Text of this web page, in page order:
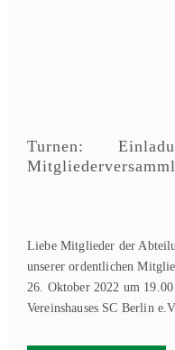
Turnen:
Liebe Mitglieder der
unserer ordentlichen
26. Oktober 2022 um
Vereinshauses SC Berlin